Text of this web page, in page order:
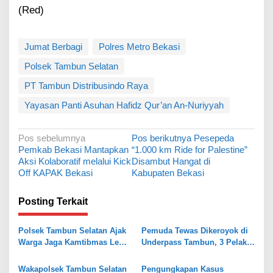
(Red)
Jumat Berbagi
Polres Metro Bekasi
Polsek Tambun Selatan
PT Tambun Distribusindo Raya
Yayasan Panti Asuhan Hafidz Qur’an An-Nuriyyah
N
a
v
g
a
s
Pos sebelumnya
Pemkab Bekasi Mantapkan
Aksi Kolaboratif melalui Kick
Off KAPAK Bekasi
Pos berikutnya Pesepeda
“1.000 km Ride for Palestine”
Disambut Hangat di
Kabupaten Bekasi
Posting Terkait
Polsek Tambun Selatan Ajak
Warga Jaga Kamtibmas Lewat
Pemuda Tewas Dikeroyok di
Underpass Tambun, 3 Pelaku
Wakapolsek Tambun Selatan
Pengungkapan Kasus